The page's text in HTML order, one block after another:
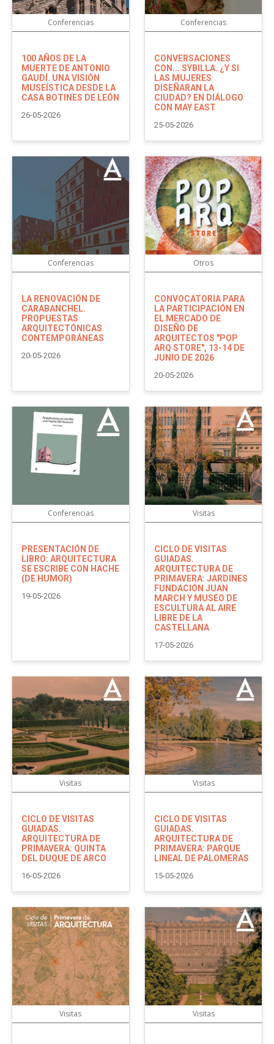
Conferencias
100 AÑOS DE LA
MUERTE DE ANTONIO
GAUDÍ. UNA VISIÓN
MUSEÍSTICA DESDE LA
CASA BOTINES DE LEÓN
26-05-2026
Conferencias
CONVERSACIONES
CON... SYBILLA. ¿Y SI
LAS MUJERES
DISEÑARAN LA
CIUDAD? EN DIÁLOGO
CON MAY EAST
25-05-2026
Conferencias
LA RENOVACIÓN DE
CARABANCHEL.
PROPUESTAS
ARQUITECTÓNICAS
CONTEMPORÁNEAS
20-05-2026
Otros
CONVOCATORIA PARA
LA PARTICIPACIÓN EN
EL MERCADO DE
DISEÑO DE
ARQUITECTOS "POP
ARQ STORE", 13-14 DE
JUNIO DE 2026
20-05-2026
Conferencias
PRESENTACIÓN DE
LIBRO: ARQUITECTURA
SE ESCRIBE CON HACHE
(DE HUMOR)
19-05-2026
Visitas
CICLO DE VISITAS
GUIADAS.
ARQUITECTURA DE
PRIMAVERA: JARDINES
FUNDACIÓN JUAN
MARCH Y MUSEO DE
ESCULTURA AL AIRE
LIBRE DE LA
CASTELLANA
17-05-2026
Visitas
CICLO DE VISITAS
GUIADAS.
ARQUITECTURA DE
PRIMAVERA: QUINTA
DEL DUQUE DE ARCO
16-05-2026
Visitas
CICLO DE VISITAS
GUIADAS.
ARQUITECTURA DE
PRIMAVERA: PARQUE
LINEAL DE PALOMERAS
15-05-2026
Visitas Visitas